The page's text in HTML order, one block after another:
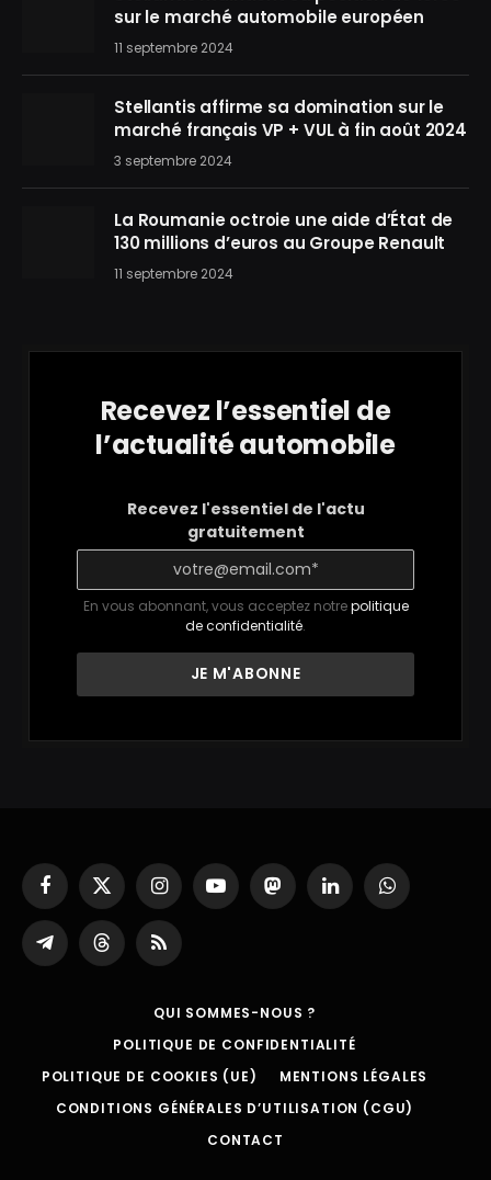
sur le marché automobile européen
11 septembre 2024
Stellantis affirme sa domination sur le
marché français VP + VUL à fin août 2024
3 septembre 2024
La Roumanie octroie une aide d’État de
130 millions d’euros au Groupe Renault
11 septembre 2024
Recevez l’essentiel de
l’actualité automobile
Recevez l'essentiel de l'actu
gratuitement
En vous abonnant, vous acceptez notrepolitique
de confidentialité.
Facebook
X
(Twitter)
InstagramYouTubeMastodonLinkedInWhatsApp
Partager
sur
ThreadsRSS
QUI SOMMES-NOUS ?
POLITIQUE DE CONFIDENTIALITÉ
POLITIQUE DE COOKIES (UE)
MENTIONS LÉGALES
CONDITIONS GÉNÉRALES D’UTILISATION (CGU)
CONTACT